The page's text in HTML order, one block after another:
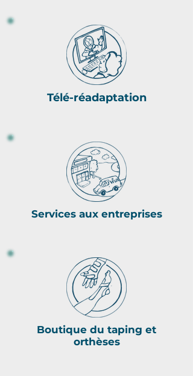
Télé-réadaptation
Services aux entreprises
Boutique du taping et
orthèses